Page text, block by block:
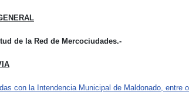
de la Red de Mercociudades.-
con la Intendencia Municipal de Maldonado, entre